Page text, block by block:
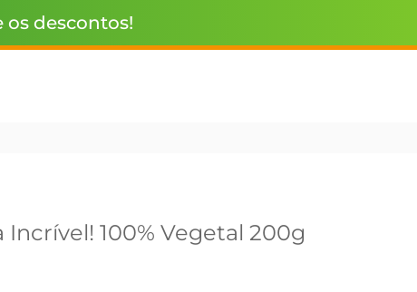
os descontos!
Incrível! 100% Vegetal 200g